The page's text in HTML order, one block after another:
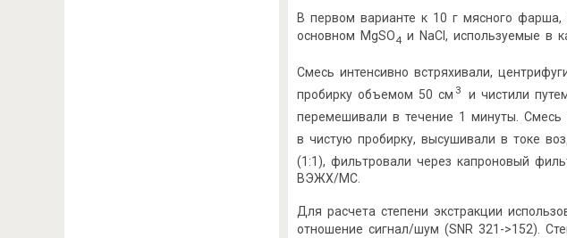
В первом варианте к 10 г мясного
основном MgSO4 и NaCl, используемые в
Смесь интенсивно встряхивали,
пробирку объемом 50 см 3 и чистили
перемешивали в течение 1 минуты. Смесь
в чистую пробирку, высушивали в токе
(1:1), фильтровали через капроновый
ВЭЖХ/МС.
Для расчета степени экстракции
отношение сигнал/шум (SNR 321->152).